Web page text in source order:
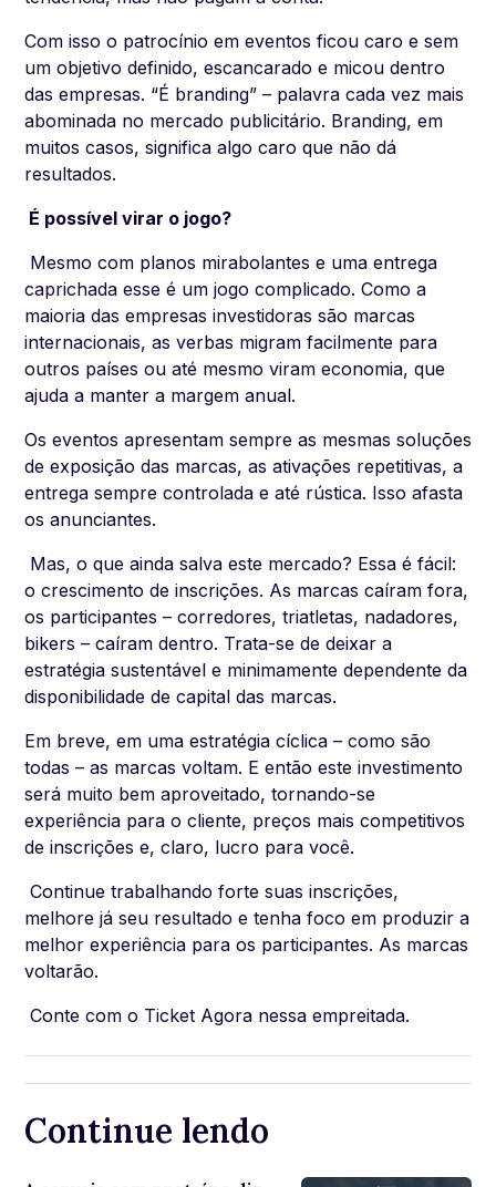
Com isso o patrocínio em eventos ficou caro e sem
um objetivo definido, escancarado e micou dentro
das empresas. “É branding” – palavra cada vez mais
abominada no mercado publicitário. Branding, em
muitos casos, significa algo caro que não dá
resultados.
É possível virar o jogo?
Mesmo com planos mirabolantes e uma entrega
caprichada esse é um jogo complicado. Como a
maioria das empresas investidoras são marcas
internacionais, as verbas migram facilmente para
outros países ou até mesmo viram economia, que
ajuda a manter a margem anual.
Os eventos apresentam sempre as mesmas soluções
de exposição das marcas, as ativações repetitivas, a
entrega sempre controlada e até rústica. Isso afasta
os anunciantes.
Mas, o que ainda salva este mercado? Essa é fácil:
o crescimento de inscrições. As marcas caíram fora,
os participantes – corredores, triatletas, nadadores,
bikers – caíram dentro. Trata-se de deixar a
estratégia sustentável e minimamente dependente da
disponibilidade de capital das marcas.
Em breve, em uma estratégia cíclica – como são
todas – as marcas voltam. E então este investimento
será muito bem aproveitado, tornando-se
experiência para o cliente, preços mais competitivos
de inscrições e, claro, lucro para você.
Continue trabalhando forte suas inscrições,
melhore já seu resultado e tenha foco em produzir a
melhor experiência para os participantes. As marcas
voltarão.
Conte com o Ticket Agora nessa empreitada.
Continue lendo